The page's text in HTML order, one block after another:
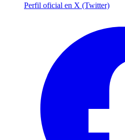
Perfil oficial en X (Twitter)